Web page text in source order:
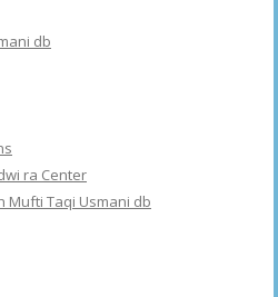
db
ra Center
Mufti Taqi Usmani db